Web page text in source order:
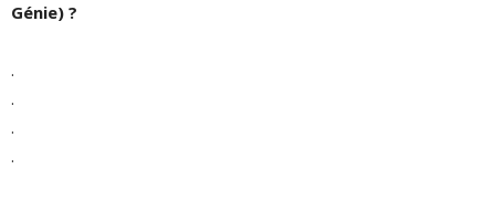
Génie) ?
.
.
.
.